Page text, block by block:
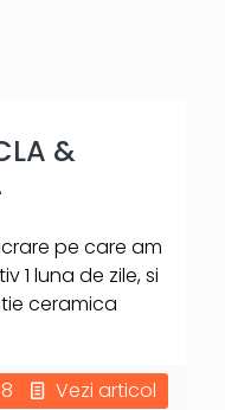
&
pe care am
1 luna de zile, si
ceramica
8 Vezi articol